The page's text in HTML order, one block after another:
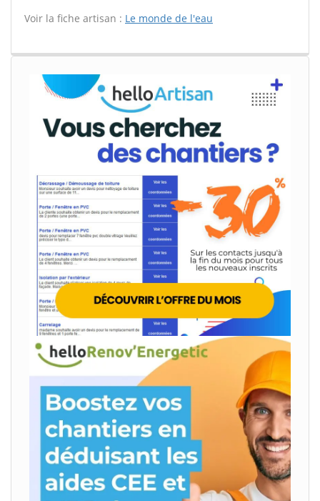
Voir la fiche artisan : Le monde de l'eau